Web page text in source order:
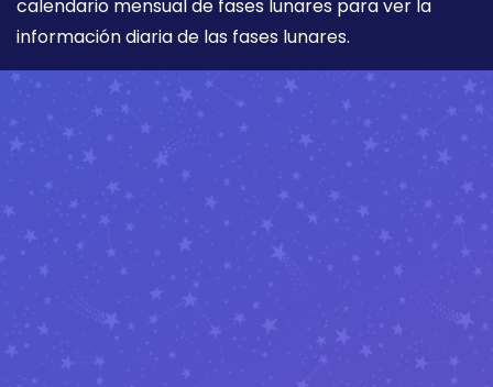
calendario mensual de fases lunares para ver la
información diaria de las fases lunares.